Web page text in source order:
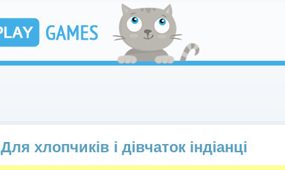
Для хлопчиків і дівчаток індіанці